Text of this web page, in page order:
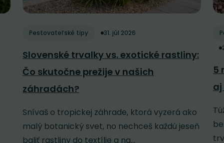
Pestovateľské tipy 31. júl 2026
Slovenské trvalky vs. exotické rastliny:
Čo skutočne prežije v našich
záhradách?
Snívaš o tropickej záhrade, ktorá vyzerá ako
malý botanický svet, no nechceš každú jeseň
baliť rastliny do textílie a na...
5